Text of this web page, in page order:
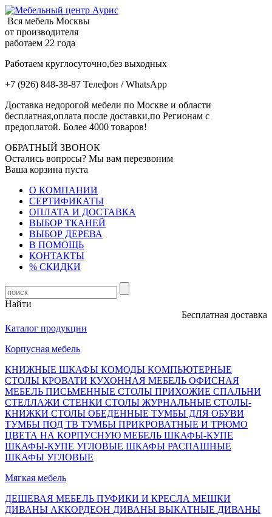
Вся мебель Москвы
от производителя
работаем 22 года
Работаем круглосуточно,без выходных
+7 (926) 848-38-87 Телефон / WhatsApp
Доставка недорогой мебели по Москве и области
бесплатная,оплата после доставки,по Регионам с
предоплатой. Более 4000 товаров!
ОБРАТНЫЙ ЗВОНОК
Остались вопросы? Мы вам перезвоним
Ваша корзина пуста
О КОМПАНИИ
СЕРТИФИКАТЫ
ОПЛАТА И ДОСТАВКА
ВЫБОР ТКАНЕЙ
ВЫБОР ДЕРЕВА
В ПОМОЩЬ
КОНТАКТЫ
% СКИДКИ
Найти
Бесплатная доставка,
Каталог продукции
Корпусная мебель
КНИЖНЫЕ ШКАФЫ КОМОДЫ КОМПЬЮТЕРНЫЕ
СТОЛЫ КРОВАТИ КУХОННАЯ МЕБЕЛЬ ОФИСНАЯ
МЕБЕЛЬ ПИСЬМЕННЫЕ СТОЛЫ ПРИХОЖИЕ СПАЛЬНИ
СТЕЛЛАЖИ СТЕНКИ СТОЛЫ ЖУРНАЛЬНЫЕ СТОЛЫ-
КНИЖКИ СТОЛЫ ОБЕДЕННЫЕ ТУМБЫ ДЛЯ ОБУВИ
ТУМБЫ ПОД ТВ ТУМБЫ ПРИКРОВАТНЫЕ И ТРЮМО
ЦВЕТА НА КОРПУСНУЮ МЕБЕЛЬ ШКАФЫ-КУПЕ
ШКАФЫ-КУПЕ УГЛОВЫЕ ШКАФЫ РАСПАШНЫЕ
ШКАФЫ УГЛОВЫЕ
Мягкая мебель
ДЕШЕВАЯ МЕБЕЛЬ ПУФИКИ И КРЕСЛА МЕШКИ
ДИВАНЫ АККОРДЕОН ДИВАНЫ ВЫКАТНЫЕ ДИВАНЫ